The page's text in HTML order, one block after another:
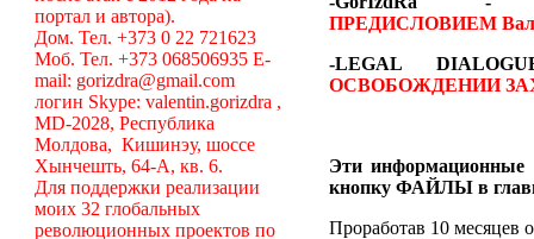
портал и автора).
Дом. Тел. +373 0 22 721623
Моб. Тел. +373 068506935 E-
mail: gorizdra@gmail.com
логин Skype: valentin.gorizdra ,
MD-2028, Республика
Молдова, Кишинэу, шоссе
Хынчешть, 64-А, кв. 6.
Для поддержки реализации
моих 32 глобальных
революционных проектов по
ПРЕДИСЛОВИЕМ
-LEGAL
ОСВОБОЖДЕНИИ
Эти информационные
кнопку ФАЙЛЫ в
Проработав 10 месяцев